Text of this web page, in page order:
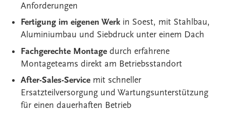
Anforderungen
Fertigung im eigenen Werkin Soest, mit Stahlbau,
Aluminiumbau und Siebdruck unter einem Dach
Fachgerechte Montagedurch erfahrene
Montageteams direkt am Betriebsstandort
After-Sales-Servicemit schneller
Ersatzteilversorgung und Wartungsunterstützung
für einen dauerhaften Betrieb